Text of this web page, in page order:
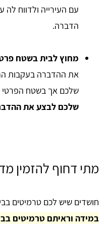
עם העירייה ולדווח לה
הדברה.
מחוץ לבית בשטח
את ההדברה בעקבות
שלכם אך בשטח הפרטי
שלכם לבצע את
מתי דחוף להזמין
חושדים שיש לכם טרמיטים
במידה וראיתם טרמיטים